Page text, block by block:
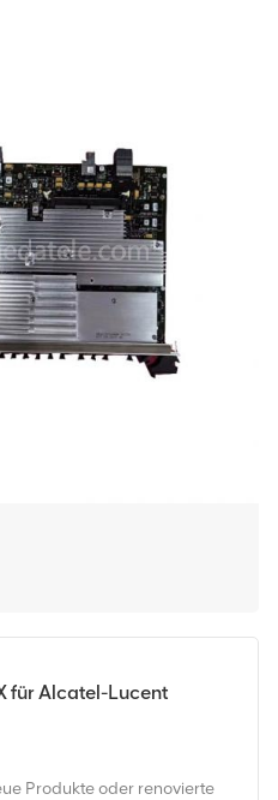
für Alcatel-Lucent
Produkte oder renovierte